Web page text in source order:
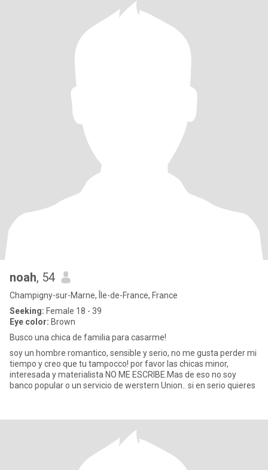
noah, 54
Champigny-sur-Marne, Île-de-France, France
Seeking: Female 18 - 39
Eye color: Brown
Busco una chica de familia para casarme!
soy un hombre romantico, sensible y serio, no me gusta perder mi
tiempo y creo que tu tampocco! por favor las chicas minor,
interesada y materialista NO ME ESCRIBE.Mas de eso no soy
banco popular o un servicio de werstern Union.. si en serio quieres